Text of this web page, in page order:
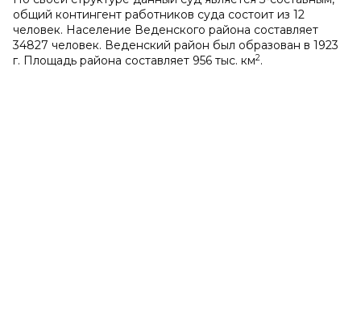
общий контингент работников суда состоит из 12
человек. Население Веденского района составляет
34827 человек. Веденский район был образован в 1923
г. Площадь района составляет 956 тыс. км2.